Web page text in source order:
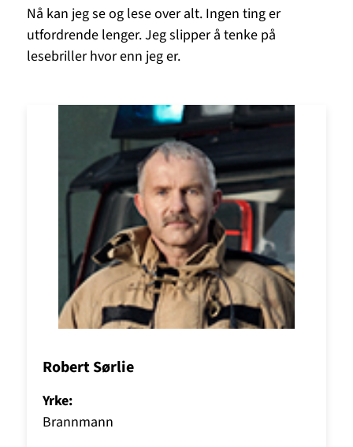
Nå kan jeg se og lese over alt. Ingen ting er
utfordrende lenger. Jeg slipper å tenke på
lesebriller hvor enn jeg er.
Robert Sørlie
Yrke:
Brannmann